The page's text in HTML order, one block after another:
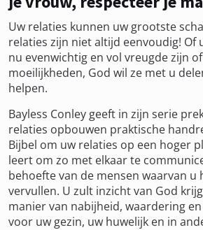
Uw relaties kunnen uw grootste
relaties zijn niet altijd eenvoudig! Of
nu evenwichtig en vol vreugde zijn
moeilijkheden, God wil ze met u
helpen.
Bayless Conley geeft in zijn serie
relaties opbouwen praktische
Bijbel om uw relaties op een hoger
leert om zo met elkaar te
behoefte van de mensen waarvan
vervullen. U zult inzicht van God
manier van nabijheid, waardering
voor uw gezin, uw huwelijk en in